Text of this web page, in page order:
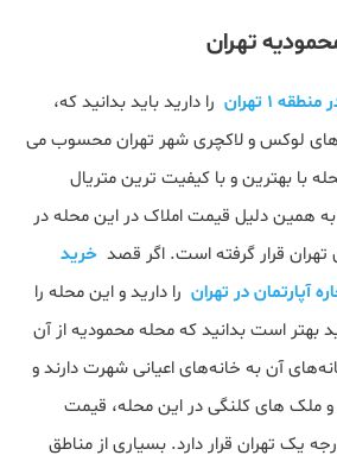
تهران
1 تهران
را دارید باید بدانید که،
لوکس و لاکچری شهر تهران محسوب می
با بهترین و با کیفیت ترین متریال
همین دلیل قیمت املاک در این محله در
قرار گرفته است. اگر قصد خرید
آپارتمان در تهران را دارید و این محله را
بهتر است بدانید که محله محمودیه از آن
آن به خانه‌های اعیانی شهرت دارند و
و ملک های کلنگی در این محله، قیمت
یک تهران قرار دارد. بسیاری از مناطق